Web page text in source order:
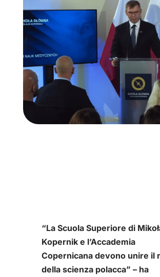
“La Scuola Superiore di
Kopernik e l’Accademia
Copernicana devono unire il
della scienza polacca” – ha